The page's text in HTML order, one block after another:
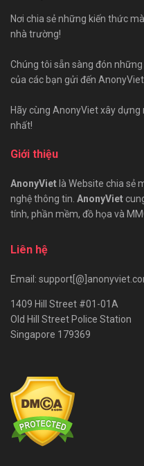
Nơi chia sẻ những kiến thức
nhà trường!
Chúng tôi sẵn sàng đón
của các bạn gửi đến AnonyViet.
Hãy cùng AnonyViet xây
nhất!
Giới thiệu
AnonyViet là Website chia sẻ
nghệ thông tin. AnonyViet
tính, phần mềm, đồ họa và
Liên hệ
Email:
1409 Hill Street #01-01A
Old Hill Street Police Station
Singapore 179369